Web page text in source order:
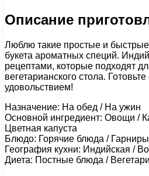
Описание
Люблю такие простые и
букета ароматных специй.
рецептами, которые подходят
вегетарианского стола.
удовольствием!
Назначение: На обед / На ужин
Основной ингредиент: Овощи /
Цветная капуста
Блюдо: Горячие блюда / Гарниры
География кухни: Индийская /
Диета: Постные блюда /